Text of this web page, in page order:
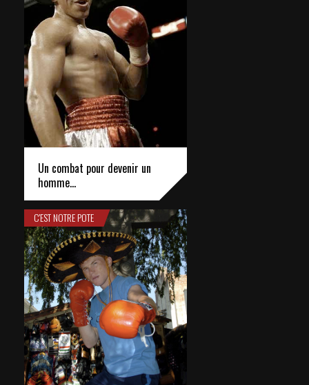
Un combat pour devenir un
homme…
C'EST NOTRE POTE